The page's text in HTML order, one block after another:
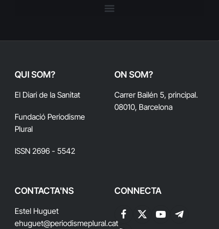
QUI SOM?
El Diari de la Sanitat
Fundació Periodisme
Plural
ISSN 2696 - 5542
ON SOM?
Carrer Bailén 5, principal.
08010, Barcelona
CONTACTA'NS
Estel Huguet
ehuguet@periodismeplural.cat
CONNECTA
Facebook
X
YouTubeTelegram